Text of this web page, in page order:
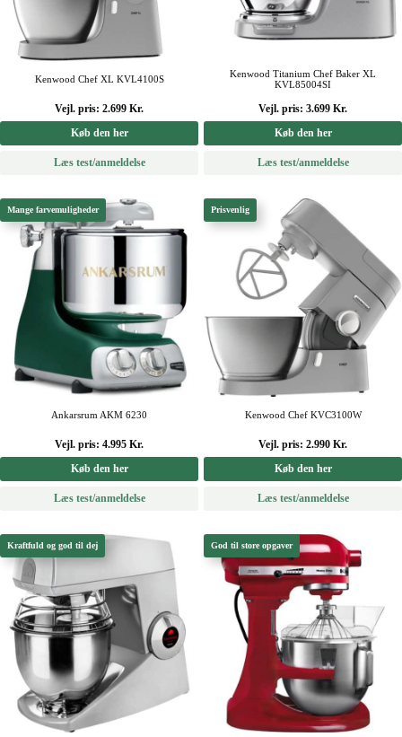
Kenwood Chef XL KVL4100S
Vejl. pris: 2.699 Kr.
Køb den her
Læs test/anmeldelse
Kenwood Titanium Chef Baker XL
KVL85004SI
Vejl. pris: 3.699 Kr.
Køb den her
Læs test/anmeldelse
Mange farvemuligheder
Ankarsrum AKM 6230
Vejl. pris: 4.995 Kr.
Køb den her
Læs test/anmeldelse
Prisvenlig
Kenwood Chef KVC3100W
Vejl. pris: 2.990 Kr.
Køb den her
Læs test/anmeldelse
Kraftfuld og god til dej God til store opgaver